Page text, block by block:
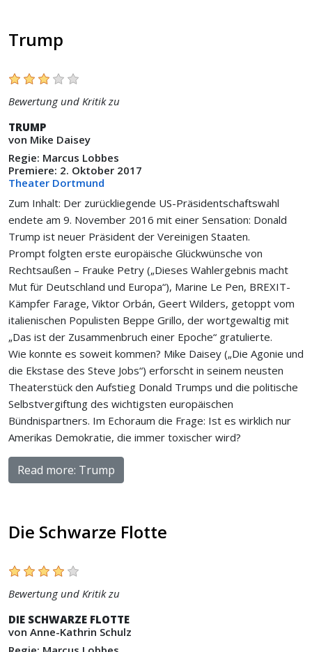
Trump
Bewertung und Kritik zu
TRUMP
von Mike Daisey
Regie: Marcus Lobbes
Premiere: 2. Oktober 2017
Theater Dortmund
Zum Inhalt: Der zurückliegende US-Präsidentschaftswahl
endete am 9. November 2016 mit einer Sensation: Donald
Trump ist neuer Präsident der Vereinigen Staaten.
Prompt folgten erste europäische Glückwünsche von
Rechtsaußen – Frauke Petry („Dieses Wahlergebnis macht
Mut für Deutschland und Europa“), Marine Le Pen, BREXIT-
Kämpfer Farage, Viktor Orbán, Geert Wilders, getoppt vom
italienischen Populisten Beppe Grillo, der wortgewaltig mit
„Das ist der Zusammenbruch einer Epoche“ gratulierte.
Wie konnte es soweit kommen? Mike Daisey („Die Agonie und
die Ekstase des Steve Jobs“) erforscht in seinem neusten
Theaterstück den Aufstieg Donald Trumps und die politische
Selbstvergiftung des wichtigsten europäischen
Bündnispartners. Im Echoraum die Frage: Ist es wirklich nur
Amerikas Demokratie, die immer toxischer wird?
Read more: Trump
Die Schwarze Flotte
Bewertung und Kritik zu
DIE SCHWARZE FLOTTE
von Anne-Kathrin Schulz